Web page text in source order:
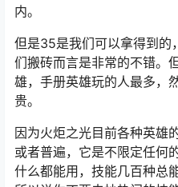
内。
但是35是我们可以拿得到的
们搬砖而言是非常的不错。
雄，手册英雄玩的人最多，
贵。
因为火炬之光目前各种英雄
或者普遍，它是不限定任何
什么都能用，技能几百种总